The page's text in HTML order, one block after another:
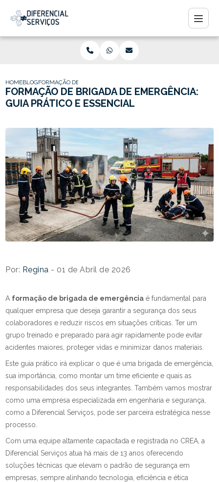
HOMEBLOGFORMAÇÃO DE BRIGADA DE EMERGÊNCIA: GUIA PRÁTICO E
FORMAÇÃO DE BRIGADA DE EMERGÊNCIA:
GUIA PRÁTICO E ESSENCIAL
Por: Regina - 01 de Abril de 2026
A formação de brigada de emergência é fundamental para
qualquer empresa que deseja garantir a segurança dos seus
colaboradores e reduzir riscos em situações críticas. Ter um
grupo treinado e preparado para agir rapidamente pode evitar
acidentes maiores, proteger vidas e minimizar danos materiais.
Este guia prático irá explicar o que é uma brigada de emergência,
sua importância, como montar um time eficiente e quais as
responsabilidades dos seus integrantes. Também vamos mostrar
como uma empresa especializada em engenharia e segurança,
como a Diferencial Serviços, pode ser parceira estratégica nesse
processo.
Com uma equipe altamente capacitada e registrada no CREA, a
Diferencial Serviços atua há mais de 13 anos oferecendo
soluções técnicas que elevam o padrão de segurança em
empresas, sempre alinhando tecnologia, eficiência e ética